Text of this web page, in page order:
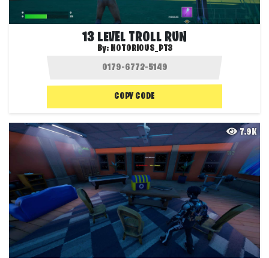
13 LEVEL TROLL RUN
By: NOTORIOUS_PT3
COPY CODE
7.9K